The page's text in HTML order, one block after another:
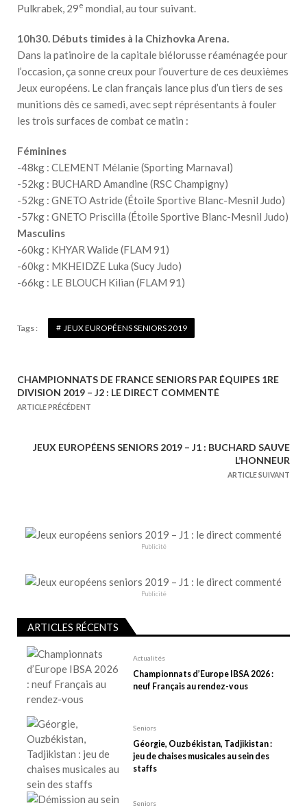
Pulkrabek, 29e mondial, au tour suivant.
10h30. Débuts timides à la Chizhovka Arena.
Dans la patinoire de la capitale biélorusse réaménagée pour
l’occasion, ça sonne creux pour l’ouverture de ces deuxièmes
Jeux européens. Le clan français lance plus d’un tiers de ses
munitions dès ce samedi, avec sept réprésentants à fouler
les trois surfaces de combat ce matin :
Féminines
-48kg : CLEMENT Mélanie (Sporting Marnaval)
-52kg : BUCHARD Amandine (RSC Champigny)
-52kg : GNETO Astride (Étoile Sportive Blanc-Mesnil Judo)
-57kg : GNETO Priscilla (Étoile Sportive Blanc-Mesnil Judo)
Masculins
-60kg : KHYAR Walide (FLAM 91)
-60kg : MKHEIDZE Luka (Sucy Judo)
-66kg : LE BLOUCH Kilian (FLAM 91)
Tags : JEUX EUROPÉENS SENIORS 2019
N
a
o
’
a
CHAMPIONNATS DE FRANCE SENIORS PAR ÉQUIPES 1RE
DIVISION 2019 – J2 : LE DIRECT COMMENTÉ
ARTICLE PRÉCÉDENT
JEUX EUROPÉENS SENIORS 2019 – J1 : BUCHARD SAUVE
L’HONNEUR
ARTICLE SUIVANT
Publicité
Publicité
ARTICLES RÉCENTS
Actualités
Championnats d’Europe IBSA 2026 :
neuf Français au rendez-vous
Seniors
Géorgie, Ouzbékistan, Tadjikistan :
jeu de chaises musicales au sein des
staffs
Seniors